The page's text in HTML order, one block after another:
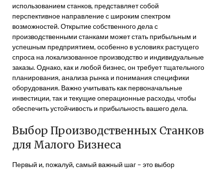
использованием станков, представляет собой
перспективное направление с широким спектром
возможностей. Открытие собственного дела с
производственными станками может стать прибыльным и
успешным предприятием, особенно в условиях растущего
спроса на локализованное производство и индивидуальные
заказы. Однако, как и любой бизнес, он требует тщательного
планирования, анализа рынка и понимания специфики
оборудования. Важно учитывать как первоначальные
инвестиции, так и текущие операционные расходы, чтобы
обеспечить устойчивость и прибыльность вашего дела.
Выбор Производственных Станков
для Малого Бизнеса
Первый и, пожалуй, самый важный шаг – это выбор